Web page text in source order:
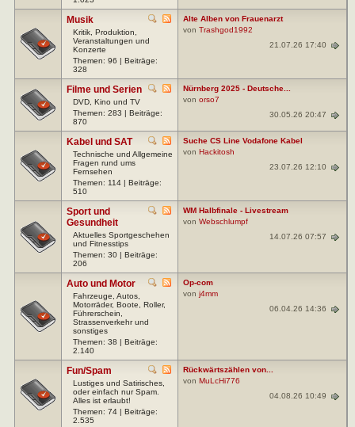
Musik
Kritik, Produktion,
Veranstaltungen und
Konzerte
Themen: 96 | Beiträge:
328
Alte Alben von Frauenarzt
von Trashgod1992
21.07.26 17:40
Filme und Serien
DVD, Kino und TV
Themen: 283 | Beiträge:
870
Nürnberg 2025 - Deutsche...
von orso7
30.05.26 20:47
Kabel und SAT
Technische und Allgemeine
Fragen rund ums
Fernsehen
Themen: 114 | Beiträge:
510
Suche CS Line Vodafone Kabel
von Hackitosh
23.07.26 12:10
Sport und
Gesundheit
Aktuelles Sportgeschehen
und Fitnesstips
Themen: 30 | Beiträge:
206
WM Halbfinale - Livestream
von Webschlumpf
14.07.26 07:57
Auto und Motor
Fahrzeuge, Autos,
Motorräder, Boote, Roller,
Führerschein,
Strassenverkehr und
sonstiges
Themen: 38 | Beiträge:
2.140
Op-com
von j4mm
06.04.26 14:36
Fun/Spam
Lustiges und Satirisches,
oder einfach nur Spam.
Alles ist erlaubt!
Themen: 74 | Beiträge:
2.535
Rückwärtszählen von...
von MuLcHi776
04.08.26 10:49